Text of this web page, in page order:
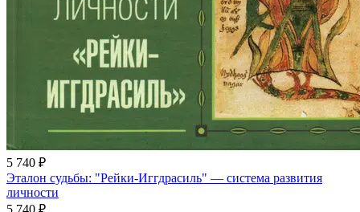
5 740 ₽
Эталон судьбы: "Рейки-Иггдрасиль" — система развития
личности
5 740 ₽